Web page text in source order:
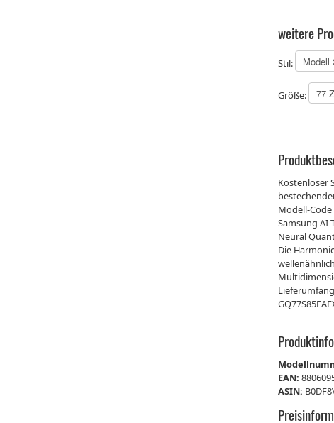
weitere
Stil:
Größe:
Kostenloser
Modell-
Samsung AI
Neural
Die
EAN:
ASIN: